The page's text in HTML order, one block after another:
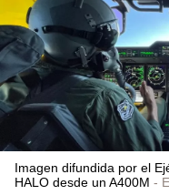
Imagen difundida por el
HALO desde un A400M